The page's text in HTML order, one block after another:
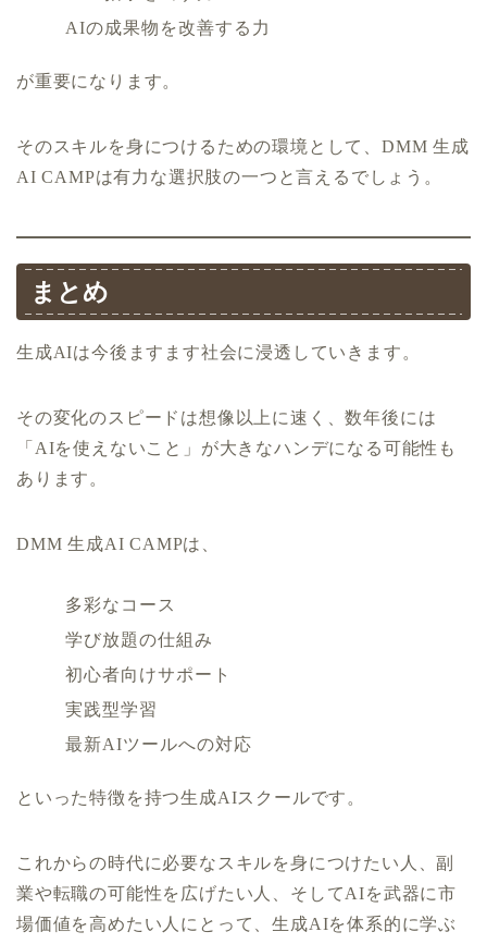
AIの成果物を改善する力
が重要になります。
そのスキルを身につけるための環境として、DMM 生成
AI CAMPは有力な選択肢の一つと言えるでしょう。
まとめ
生成AIは今後ますます社会に浸透していきます。
その変化のスピードは想像以上に速く、数年後には
「AIを使えないこと」が大きなハンデになる可能性も
あります。
DMM 生成AI CAMPは、
多彩なコース
学び放題の仕組み
初心者向けサポート
実践型学習
最新AIツールへの対応
といった特徴を持つ生成AIスクールです。
これからの時代に必要なスキルを身につけたい人、副
業や転職の可能性を広げたい人、そしてAIを武器に市
場価値を高めたい人にとって、生成AIを体系的に学ぶ